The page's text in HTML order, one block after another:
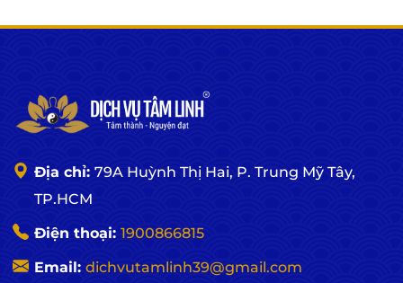
Địa chỉ: 79A Huỳnh Thị Hai, P. Trung Mỹ Tây,
TP.HCM
Điện thoại: 1900866815
Email: dichvutamlinh39@gmail.com